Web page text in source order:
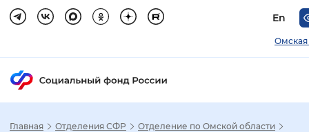
En
Омская
Главная Отделения СФР
Отделение по Омской области